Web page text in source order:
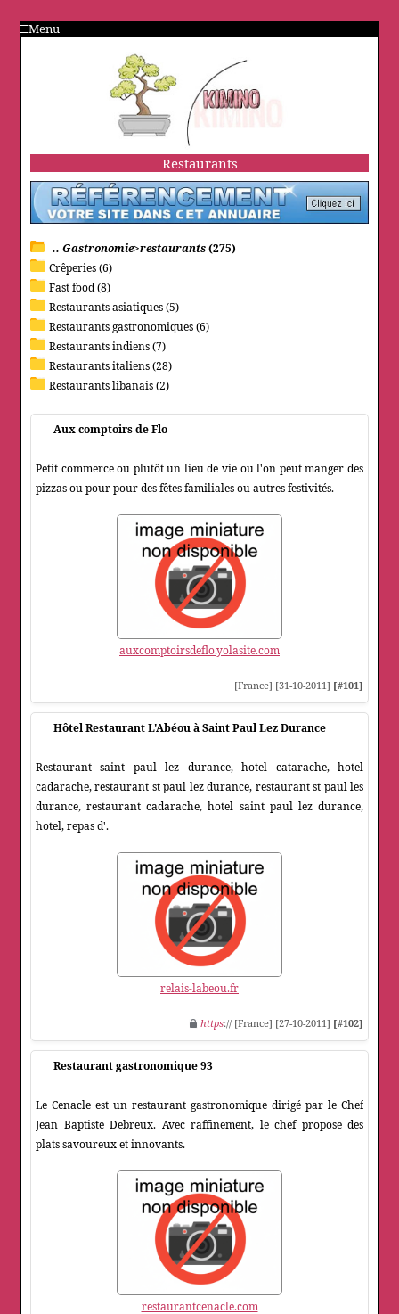
Menu
Restaurants
.. Gastronomie>restaurants(275)
Crêperies (6)
Fast food (8)
Restaurants asiatiques (5)
Restaurants gastronomiques (6)
Restaurants indiens (7)
Restaurants italiens (28)
Restaurants libanais (2)
Aux comptoirs de Flo
Petit commerce ou plutôt un lieu de vie ou l'on peut manger des
pizzas ou pour pour des fêtes familiales ou autres festivités.
auxcomptoirsdeflo.yolasite.com
[France] [31-10-2011] [#101]
Hôtel Restaurant L'Abéou à Saint Paul Lez Durance
Restaurant saint paul lez durance, hotel catarache, hotel
cadarache, restaurant st paul lez durance, restaurant st paul les
durance, restaurant cadarache, hotel saint paul lez durance,
hotel, repas d'.
relais-labeou.fr
https:// [France] [27-10-2011] [#102]
Restaurant gastronomique 93
Le Cenacle est un restaurant gastronomique dirigé par le Chef
Jean Baptiste Debreux. Avec raffinement, le chef propose des
plats savoureux et innovants.
restaurantcenacle.com